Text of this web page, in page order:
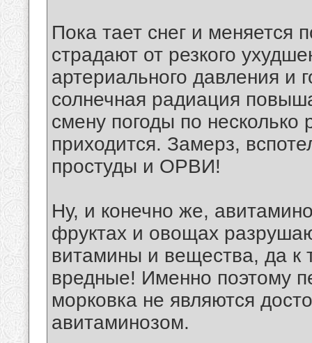
Пока тает снег и меняется
страдают от резкого
артериального давления и
солнечная радиация
смену погоды по несколько
приходится. Замерз,
простуды и ОРВИ!
Ну, и конечно же,
фруктах и овощах
витамины и вещества, да к
вредные! Именно поэтому
морковка не являются
авитаминозом.